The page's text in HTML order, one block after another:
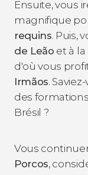
Ensuite, vous
magnifique
requins. Puis,
de Leão et à
d'où vous
Irmãos.
des
Brésil ?
Vous
Porcos,